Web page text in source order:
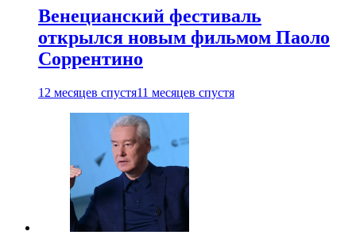
Венецианский фестиваль
открылся новым фильмом Паоло
Соррентино
12 месяцев спустя11 месяцев спустя